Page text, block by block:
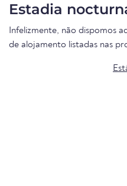
Estadia
Infelizmente, não dispomos
de alojamento listadas nas